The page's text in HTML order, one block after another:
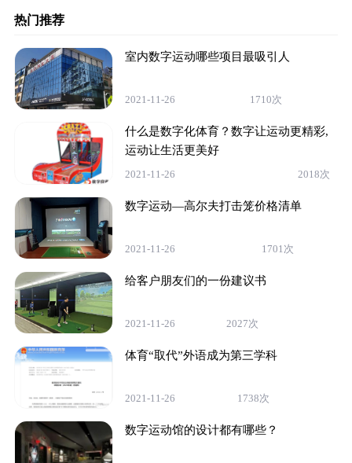
热门推荐
室内数字运动哪些项目最吸引人
2021-11-26 1710次
什么是数字化体育？数字让运动更精彩,
运动让生活更美好
2021-11-26 2018次
数字运动—高尔夫打击笼价格清单
2021-11-26 1701次
给客户朋友们的一份建议书
2021-11-26 2027次
体育“取代”外语成为第三学科
2021-11-26 1738次
数字运动馆的设计都有哪些？